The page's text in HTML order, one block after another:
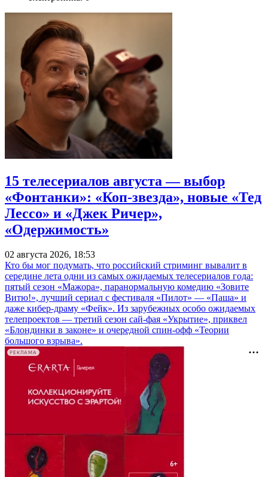
15 телесериалов августа — выбор
«Фонтанки»: «Коп-звезда», новые «Тед
Лессо» и «Джек Ричер»,
«Одержимость»
02 августа 2026, 18:53
Кто бы мог подумать, что российский стриминг вывалит в
середине лета одни из самых ожидаемых телесериалов года:
пятый сезон «Мажора», паранормальную комедию «Зовите
Витю!», лучший сериал с фестиваля «Пилот» — «Паша» и
даже кибер-драму «Фейк». Из зарубежных особо ожидаемых
телепроектов — третий сезон сай-фая «Укрытие», приквел
«Блондинки в законе» и очередной спин-офф «Теории
большого взрыва».
РЕКЛАМА